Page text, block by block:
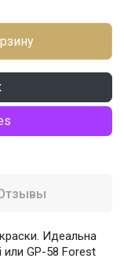
Идеальна
GP-58 Forest